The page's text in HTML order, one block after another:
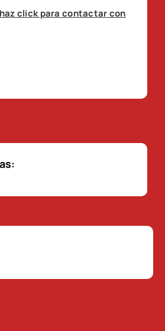
click para contactar con